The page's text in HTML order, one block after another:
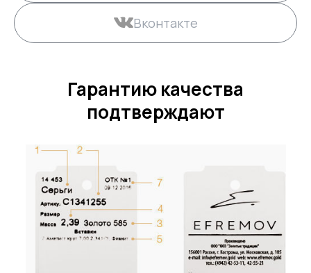
Вконтакте
Гарантию качества
подтверждают